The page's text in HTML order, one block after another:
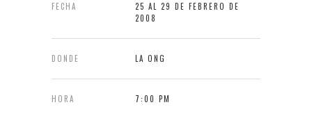
FECHA
25 AL 29 DE FEBRERO DE
2008
DONDE LA ONG
HORA 7:00 PM